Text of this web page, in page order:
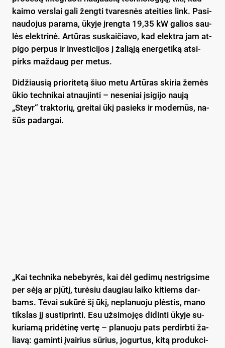
kai­mo vers­lai ga­li ženg­ti tva­res­nės atei­ties link. Pa­si­
nau­do­jus pa­ra­ma, ūky­je įreng­ta 19,35 kW ga­lios sau­
lės elekt­ri­nė. Ar­tū­ras su­skai­čia­vo, kad elekt­ra jam at­
pi­go per­pus ir in­ves­ti­ci­jos į ža­lią­ją ener­ge­ti­ką at­si­
pirks maž­daug per me­tus.
Di­džiau­sią prio­ri­te­tą šiuo me­tu Ar­tū­ras ski­ria že­mės
ūkio tech­ni­kai at­nau­jin­ti – ne­se­niai įsi­gi­jo nau­ją
„Steyr“ trak­to­rių, grei­tai ūkį pa­sieks ir mo­der­nūs, na­
šūs pa­dar­gai.
„Kai tech­ni­ka ne­be­by­rės, kai dėl ge­di­mų ne­strig­si­me
per sė­ją ar pjū­tį, tu­rė­siu dau­giau lai­ko ki­tiems dar­
bams. Tė­vai su­kū­rė šį ūkį, ne­pla­nuo­ju plės­tis, ma­no
tiks­las jį su­stip­rin­ti. Esu už­si­mo­jęs di­din­ti ūky­je su­
ku­ria­mą pri­dė­ti­nę ver­tę – pla­nuo­ju pa­ts per­dirb­ti ža­
lia­vą: ga­min­ti įvai­rius sū­rius, jo­gur­tus, ki­tą pro­duk­ci­